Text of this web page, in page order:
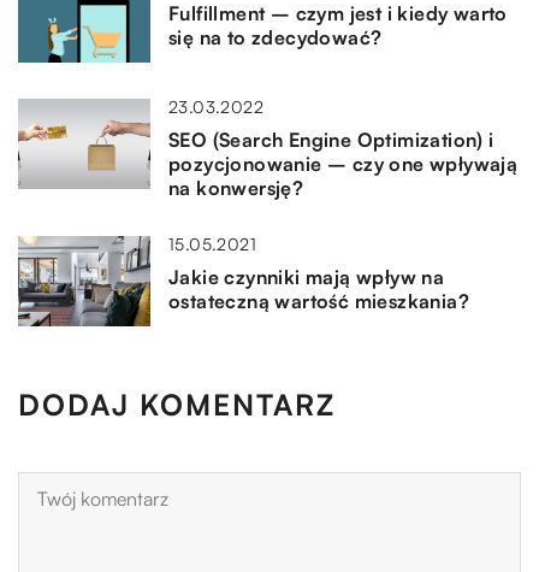
Fulfillment – czym jest i kiedy warto
się na to zdecydować?
23.03.2022
SEO (Search Engine Optimization) i
pozycjonowanie – czy one wpływają
na konwersję?
15.05.2021
Jakie czynniki mają wpływ na
ostateczną wartość mieszkania?
DODAJ KOMENTARZ